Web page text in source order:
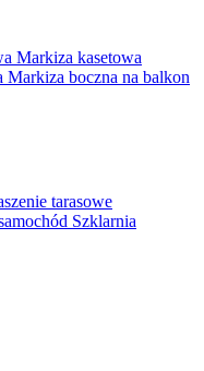
Markiza kasetowa
Markiza boczna na balkon
tarasowe
Szklarnia